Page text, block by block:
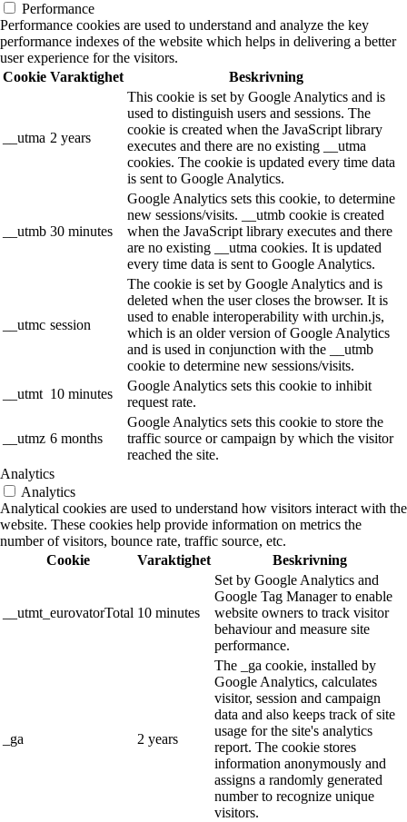
Performance
Performance cookies are used to understand and analyze the key
performance indexes of the website which helps in delivering a better
user experience for the visitors.
Cookie Varaktighet Beskrivning
__utma 2 years
This cookie is set by Google Analytics and is
used to distinguish users and sessions. The
cookie is created when the JavaScript library
executes and there are no existing __utma
cookies. The cookie is updated every time data
is sent to Google Analytics.
__utmb 30 minutes
Google Analytics sets this cookie, to determine
new sessions/visits. __utmb cookie is created
when the JavaScript library executes and there
are no existing __utma cookies. It is updated
every time data is sent to Google Analytics.
__utmc session
The cookie is set by Google Analytics and is
deleted when the user closes the browser. It is
used to enable interoperability with urchin.js,
which is an older version of Google Analytics
and is used in conjunction with the __utmb
cookie to determine new sessions/visits.
__utmt 10 minutes
Google Analytics sets this cookie to inhibit
request rate.
__utmz 6 months
Google Analytics sets this cookie to store the
traffic source or campaign by which the visitor
reached the site.
Analytics
Analytics
Analytical cookies are used to understand how visitors interact with the
website. These cookies help provide information on metrics the
number of visitors, bounce rate, traffic source, etc.
Cookie
Varaktighet Beskrivning
__utmt_eurovatorTotal 10 minutes
Set by Google Analytics and
Google Tag Manager to enable
website owners to track visitor
behaviour and measure site
performance.
_ga 2 years
The _ga cookie, installed by
Google Analytics, calculates
visitor, session and campaign
data and also keeps track of site
usage for the site's analytics
report. The cookie stores
information anonymously and
assigns a randomly generated
number to recognize unique
visitors.